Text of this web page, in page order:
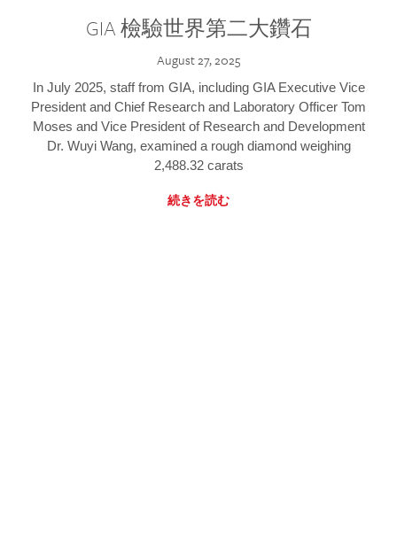
GIA 檢驗世界第二大鑽石
August 27, 2025
In July 2025, staff from GIA, including GIA Executive Vice
President and Chief Research and Laboratory Officer Tom
Moses and Vice President of Research and Development
Dr. Wuyi Wang, examined a rough diamond weighing
2,488.32 carats
続きを読む